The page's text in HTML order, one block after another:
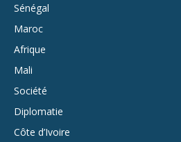
Sénégal
Maroc
Afrique
Mali
Société
Diplomatie
Côte d’Ivoire